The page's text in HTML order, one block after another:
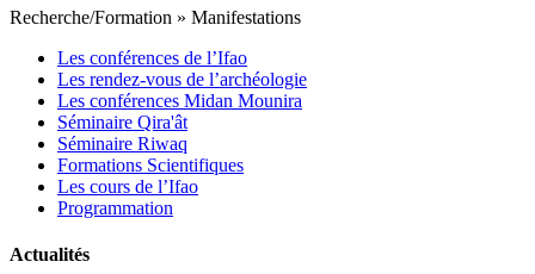
Recherche/Formation » Manifestations
Les conférences de l’Ifao
Les rendez-vous de l’archéologie
Les conférences Midan Mounira
Séminaire Qira'ât
Séminaire Riwaq
Formations Scientifiques
Les cours de l’Ifao
Programmation
Actualités